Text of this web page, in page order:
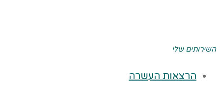
השירותים שלי
הרצאות העשרה